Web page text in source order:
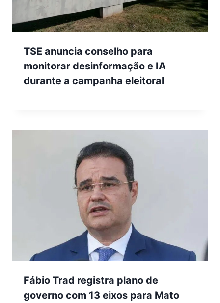
TSE anuncia conselho para
monitorar desinformação e IA
durante a campanha eleitoral
Fábio Trad registra plano de
governo com 13 eixos para Mato